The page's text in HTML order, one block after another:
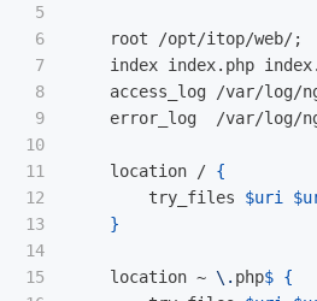
5
6
7
8
9
10
11
12
13
14
15
    root /opt/itop/web/
;
index index.php
access_log /var/log/
error_log  /var/log/
    location /
{
        try_files
$uri
}
    location ~
\. php$ {